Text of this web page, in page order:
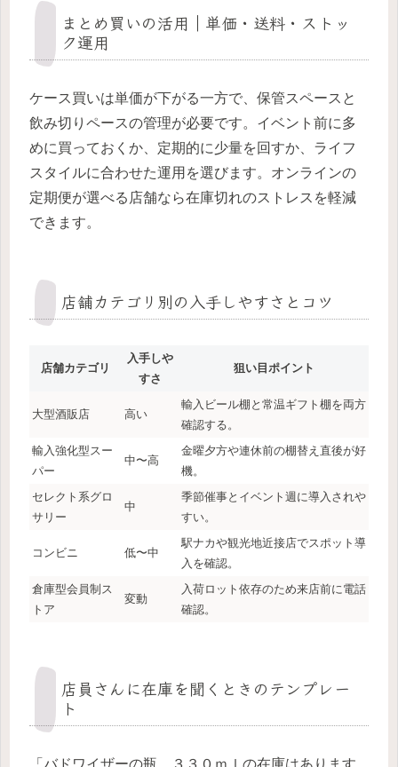
まとめ買いの活用｜単価・送料・ストッ
ク運用
ケース買いは単価が下がる一方で、保管スペースと
飲み切りペースの管理が必要です。イベント前に多
めに買っておくか、定期的に少量を回すか、ライフ
スタイルに合わせた運用を選びます。オンラインの
定期便が選べる店舗なら在庫切れのストレスを軽減
できます。
店舗カテゴリ別の入手しやすさとコツ
店舗カテゴリ
入手しや
すさ
狙い目ポイント
大型酒販店 高い
輸入ビール棚と常温ギフト棚を両方
確認する。
輸入強化型スー
パー
中〜高
金曜夕方や連休前の棚替え直後が好
機。
セレクト系グロ
サリー
中
季節催事とイベント週に導入されや
すい。
コンビニ 低〜中
駅ナカや観光地近接店でスポット導
入を確認。
倉庫型会員制ス
トア
変動
入荷ロット依存のため来店前に電話
確認。
店員さんに在庫を聞くときのテンプレー
ト
「バドワイザーの瓶、３３０ｍｌの在庫はあります